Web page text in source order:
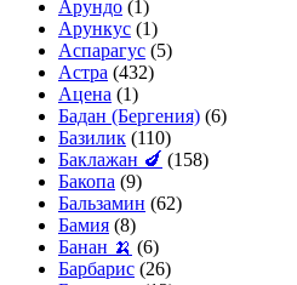
Арундо (1)
Арункус (1)
Аспарагус (5)
Астра (432)
Ацена (1)
Бадан (Бергения) (6)
Базилик (110)
Баклажан 🍆 (158)
Бакопа (9)
Бальзамин (62)
Бамия (8)
Банан 🍌 (6)
Барбарис (26)